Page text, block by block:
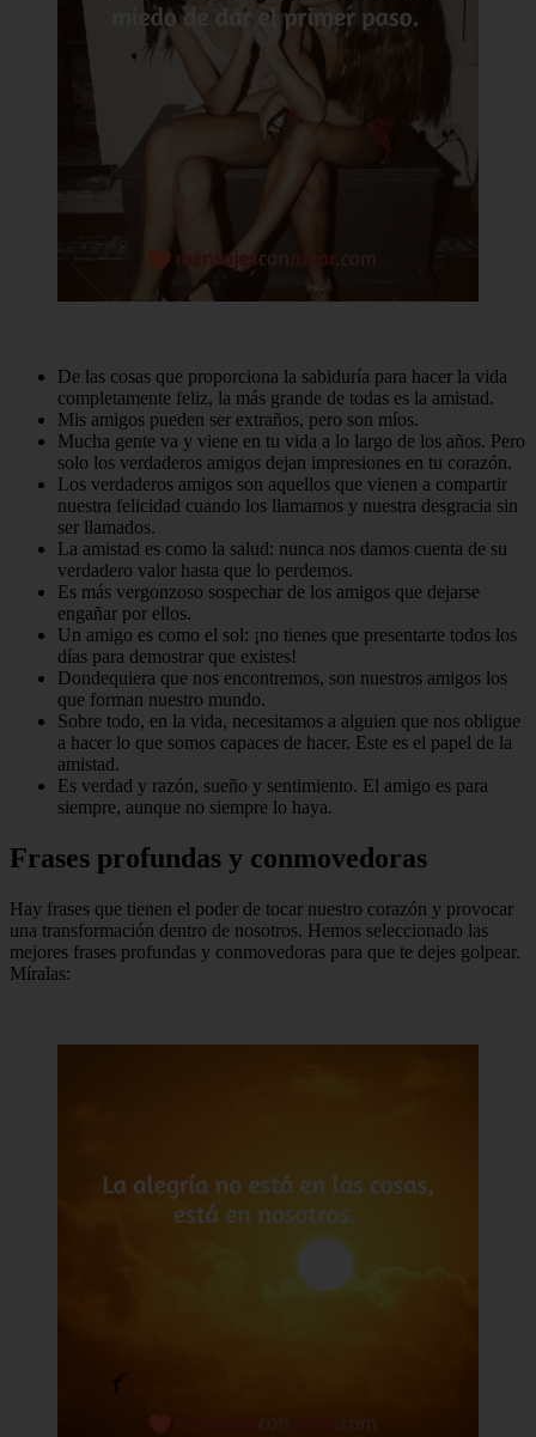
De las cosas que proporciona la sabiduría para hacer la vida
completamente feliz, la más grande de todas es la amistad.
Mis amigos pueden ser extraños, pero son míos.
Mucha gente va y viene en tu vida a lo largo de los años. Pero
solo los verdaderos amigos dejan impresiones en tu corazón.
Los verdaderos amigos son aquellos que vienen a compartir
nuestra felicidad cuando los llamamos y nuestra desgracia sin
ser llamados.
La amistad es como la salud: nunca nos damos cuenta de su
verdadero valor hasta que lo perdemos.
Es más vergonzoso sospechar de los amigos que dejarse
engañar por ellos.
Un amigo es como el sol: ¡no tienes que presentarte todos los
días para demostrar que existes!
Dondequiera que nos encontremos, son nuestros amigos los
que forman nuestro mundo.
Sobre todo, en la vida, necesitamos a alguien que nos obligue
a hacer lo que somos capaces de hacer. Este es el papel de la
amistad.
Es verdad y razón, sueño y sentimiento. El amigo es para
siempre, aunque no siempre lo haya.
Frases profundas y conmovedoras
Hay frases que tienen el poder de tocar nuestro corazón y provocar
una transformación dentro de nosotros. Hemos seleccionado las
mejores frases profundas y conmovedoras para que te dejes golpear.
Míralas: